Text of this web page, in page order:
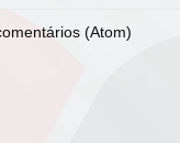
(Atom)